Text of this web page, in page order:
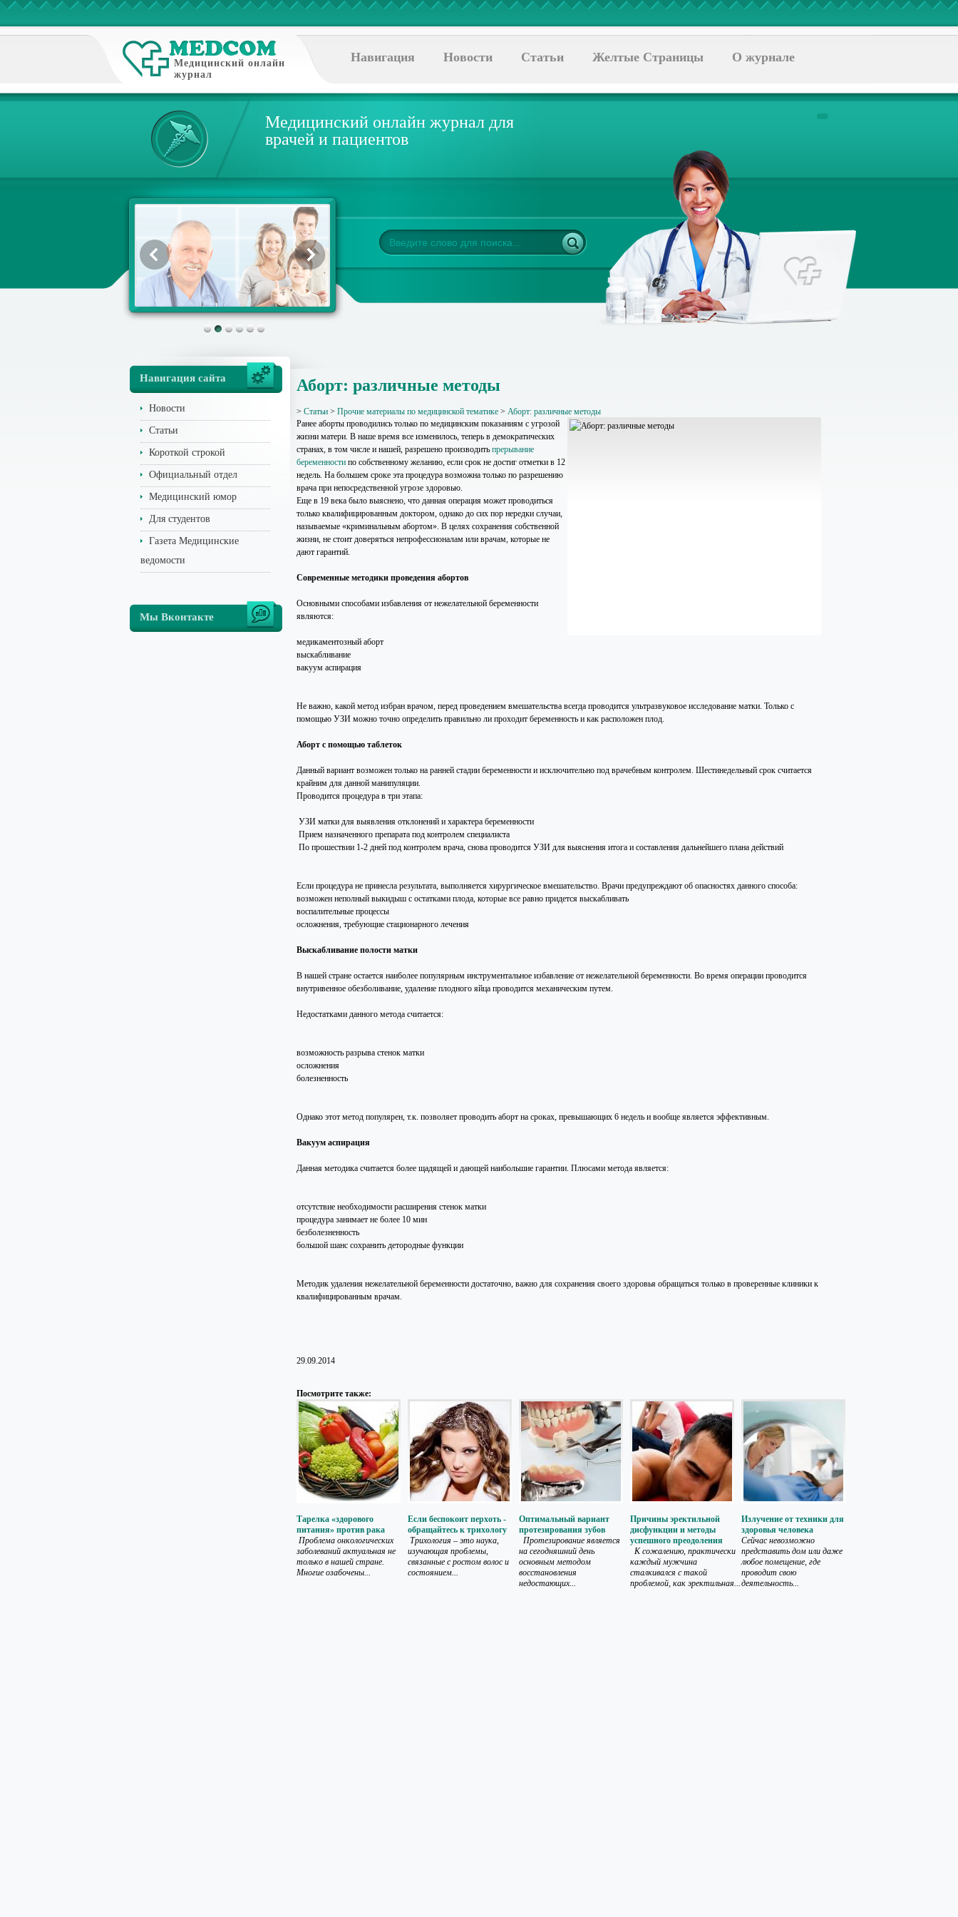
Медицинский онлайн
журнал
Навигация Новости Статьи Желтые Страницы О журнале
Медицинский онлайн журнал для
врачей и пациентов
Навигация сайта
Новости
Статьи
Короткой строкой
Официальный отдел
Медицинский юмор
Для студентов
Газета Медицинские
ведомости
Мы Вконтакте
Аборт: различные методы
> Статьи > Прочие материалы по медицинской тематике > Аборт: различные методы
Ранее аборты проводились только по медицинским показаниям с угрозой
жизни матери. В наше время все изменилось, теперь в демократических
странах, в том числе и нашей, разрешено производить прерывание
беременности по собственному желанию, если срок не достиг отметки в 12
недель. На большем сроке эта процедура возможна только по разрешению
врача при непосредственной угрозе здоровью.
Еще в 19 века было выяснено, что данная операция может проводиться
только квалифицированным доктором, однако до сих пор нередки случаи,
называемые «криминальным абортом». В целях сохранения собственной
жизни, не стоит доверяться непрофессионалам или врачам, которые не
дают гарантий.
Современные методики проведения абортов
Основными способами избавления от нежелательной беременности
являются:
медикаментозный аборт
выскабливание
вакуум аспирация
Не важно, какой метод избран врачом, перед проведением вмешательства всегда проводится ультразвуковое исследование матки. Только с
помощью УЗИ можно точно определить правильно ли проходит беременность и как расположен плод.
Аборт с помощью таблеток
Данный вариант возможен только на ранней стадии беременности и исключительно под врачебным контролем. Шестинедельный срок считается
крайним для данной манипуляции.
Проводится процедура в три этапа:
УЗИ матки для выявления отклонений и характера беременности
Прием назначенного препарата под контролем специалиста
По прошествии 1-2 дней под контролем врача, снова проводится УЗИ для выяснения итога и составления дальнейшего плана действий
Если процедура не принесла результата, выполняется хирургическое вмешательство. Врачи предупреждают об опасностях данного способа:
возможен неполный выкидыш с остатками плода, которые все равно придется выскабливать
воспалительные процессы
осложнения, требующие стационарного лечения
Выскабливание полости матки
В нашей стране остается наиболее популярным инструментальное избавление от нежелательной беременности. Во время операции проводится
внутривенное обезболивание, удаление плодного яйца проводится механическим путем.
Недостатками данного метода считается:
возможность разрыва стенок матки
осложнения
болезненность
Однако этот метод популярен, т.к. позволяет проводить аборт на сроках, превышающих 6 недель и вообще является эффективным.
Вакуум аспирация
Данная методика считается более щадящей и дающей наибольшие гарантии. Плюсами метода является:
отсутствие необходимости расширения стенок матки
процедура занимает не более 10 мин
безболезненность
большой шанс сохранить детородные функции
Методик удаления нежелательной беременности достаточно, важно для сохранения своего здоровья обращаться только в проверенные клиники к
квалифицированным врачам.
29.09.2014
Посмотрите также:
Тарелка «здорового
питания» против рака
Проблема онкологических
заболеваний актуальная не
только в нашей стране.
Многие озабочены...
Если беспокоит перхоть -
обращайтесь к трихологу
Трихология – это наука,
изучающая проблемы,
связанные с ростом волос и
состоянием...
Оптимальный вариант
протезирования зубов
Протезирование является
на сегодняшний день
основным методом
восстановления
недостающих...
Причины эректильной
дисфункции и методы
успешного преодоления
К сожалению, практически
каждый мужчина
сталкивался с такой
проблемой, как эректильная...
Излучение от техники для
здоровья человека
Сейчас невозможно
представить дом или даже
любое помещение, где
проводит свою
деятельность...